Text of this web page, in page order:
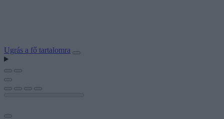
Ugrás a fő tartalomra